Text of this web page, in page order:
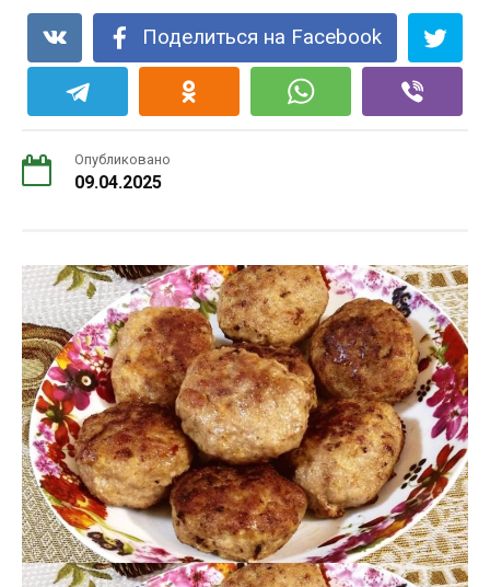
Поделиться на Facebook
Опубликовано
09.04.2025